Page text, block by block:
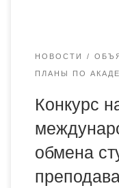
НОВОСТИ
ПЛАНЫ ПО
Конкурс
обмена